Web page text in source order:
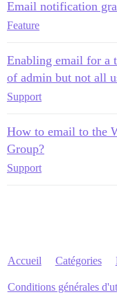
Email notification
Feature
Enabling email for a
of admin but not all
Support
How to email to the
Group?
Support
Accueil Catégories
Conditions générales